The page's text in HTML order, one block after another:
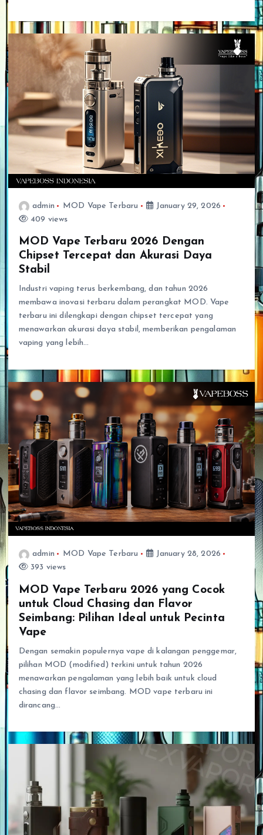
admin MOD Vape Terbaru
January 29, 2026
409 views
MOD Vape Terbaru 2026 Dengan
Chipset Tercepat dan Akurasi Daya
Stabil
Industri vaping terus berkembang, dan tahun 2026
membawa inovasi terbaru dalam perangkat MOD. Vape
terbaru ini dilengkapi dengan chipset tercepat yang
menawarkan akurasi daya stabil, memberikan pengalaman
vaping yang lebih…
admin MOD Vape Terbaru
January 28, 2026
393 views
MOD Vape Terbaru 2026 yang Cocok
untuk Cloud Chasing dan Flavor
Seimbang: Pilihan Ideal untuk Pecinta
Vape
Dengan semakin populernya vape di kalangan penggemar,
pilihan MOD (modified) terkini untuk tahun 2026
menawarkan pengalaman yang lebih baik untuk cloud
chasing dan flavor seimbang. MOD vape terbaru ini
dirancang…